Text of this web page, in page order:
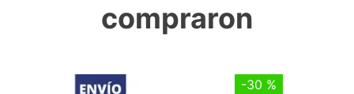
compraron
-30 %